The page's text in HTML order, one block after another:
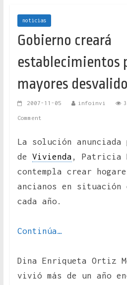
noticias
Gobierno creará
establecimientos
mayores
2007-11-05 infoinvi
Comment
La solución
de Vivienda , Patricia
contempla crear
ancianos en situación
cada año.
Continúa…
Dina Enriqueta Ortiz
vivió más de un año